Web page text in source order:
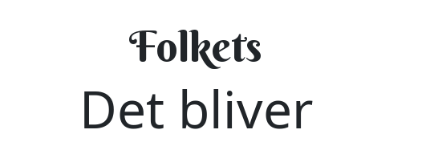
Folkets
Det bliver